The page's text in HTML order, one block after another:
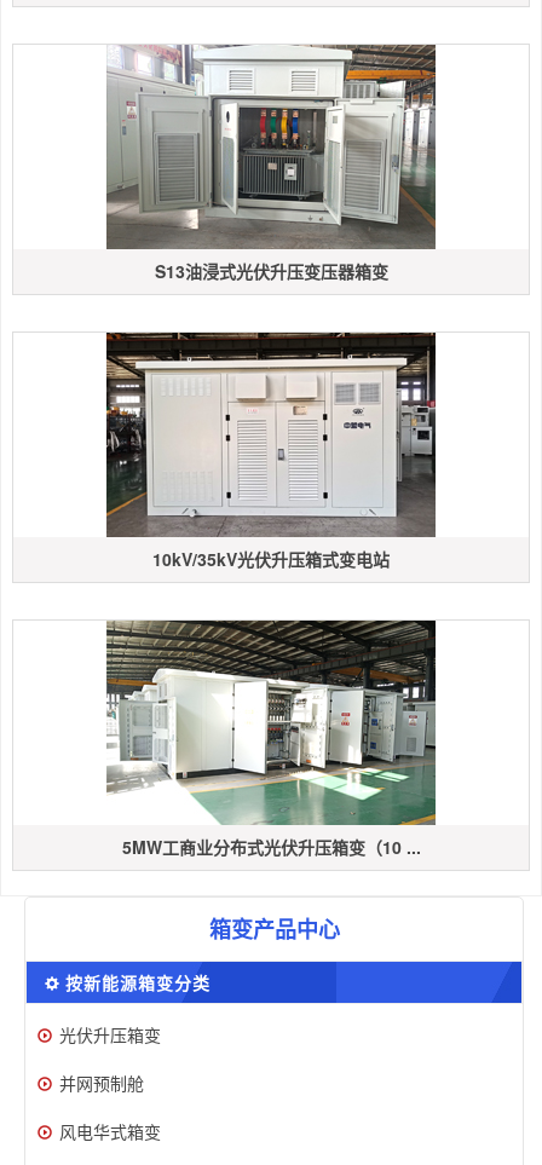
S13油浸式光伏升压变压器箱变
10kV/35kV光伏升压箱式变电站
5MW工商业分布式光伏升压箱变（10 ...
箱变产品中心
按新能源箱变分类
光伏升压箱变
并网预制舱
风电华式箱变